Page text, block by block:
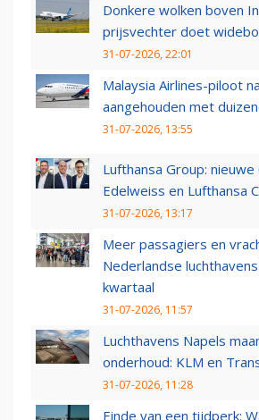
Donkere wolken boven
prijsvechter doet
31-07-2026, 22:01
Malaysia Airlines-piloot
aangehouden met
31-07-2026, 13:55
Lufthansa Group: nieuwe
Edelweiss en Lufthansa
31-07-2026, 13:17
Meer passagiers en
Nederlandse
kwartaal
31-07-2026, 11:57
Luchthavens Napels
onderhoud: KLM en
31-07-2026, 11:28
Einde van een tijdperk: